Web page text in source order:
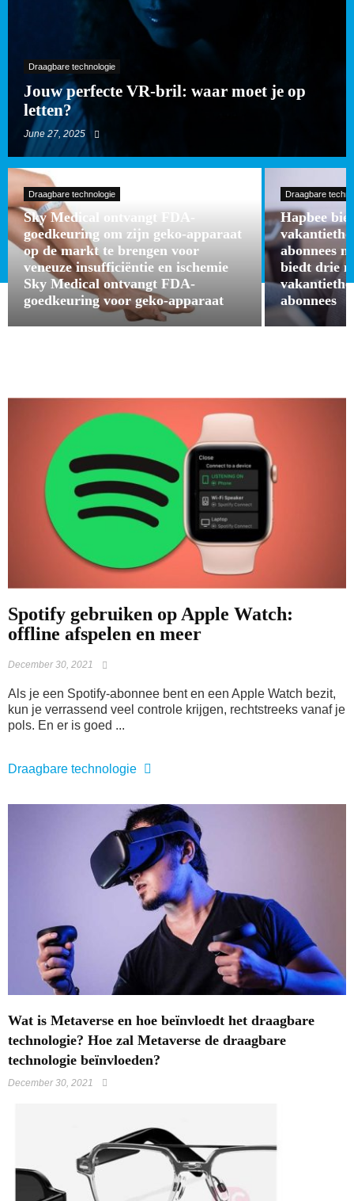
Draagbare technologie
Jouw perfecte VR-bril: waar moet je op
letten?
June 27, 2025
Draagbare technologie
Sky Medical ontvangt FDA-
goedkeuring om zijn geko-apparaat
op de markt te brengen voor
veneuze insufficiëntie en ischemie
Sky Medical ontvangt FDA-
goedkeuring voor geko-apparaat
Draagbare
Hapbee
abonnees
biedt drie
abonnees
Spotify gebruiken op Apple Watch:
offline afspelen en meer
December 30, 2021
Als je een Spotify-abonnee bent en een Apple Watch bezit,
kun je verrassend veel controle krijgen, rechtstreeks vanaf je
pols. En er is goed ...
Draagbare technologie
Wat is Metaverse en hoe beïnvloedt het draagbare
technologie? Hoe zal Metaverse de draagbare
technologie beïnvloeden?
December 30, 2021